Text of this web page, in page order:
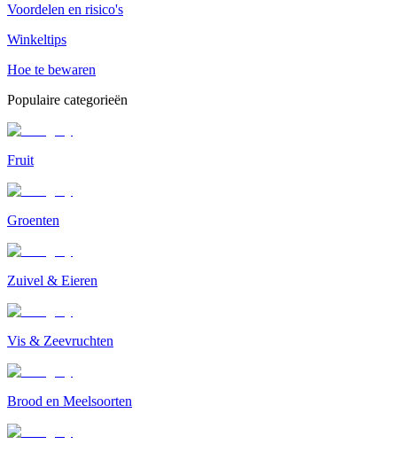
Voordelen en risico's
Winkeltips
Hoe te bewaren
Populaire categorieën
Fruit
Groenten
Zuivel & Eieren
Vis & Zeevruchten
Brood en Meelsoorten